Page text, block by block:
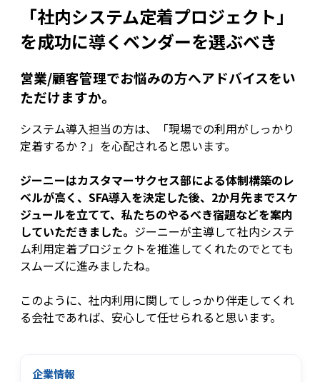
「社内システム定着プロジェクト」
を成功に導くベンダーを選ぶべき
営業/顧客管理でお悩みの方へアドバイスをい
ただけますか。
システム導入担当の方は、「現場での利用がしっかり
定着するか？」を心配されると思います。
ジーニーはカスタマーサクセス部による体制構築のレ
ベルが高く、SFA導入を決定した後、2か月先までスケ
ジュールを立てて、私たちのやるべき宿題などを案内
していただきました。 ジーニーが主導して社内システ
ム利用定着プロジェクトを推進してくれたのでとても
スムーズに進みましたね。
このように、社内利用に関してしっかり伴走してくれ
る会社であれば、安心して任せられると思います。
企業情報